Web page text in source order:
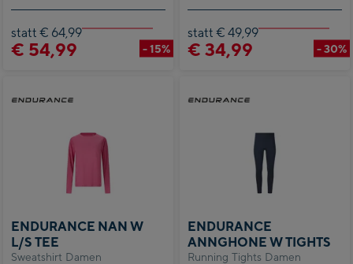
statt € 64,99
€ 54,99 - 15%
statt € 49,99
€ 34,99 - 30%
Sweatshirt Damen
ENDURANCE NAN W
L/S TEE
Running Tights Damen
ENDURANCE
ANNGHONE W TIGHTS